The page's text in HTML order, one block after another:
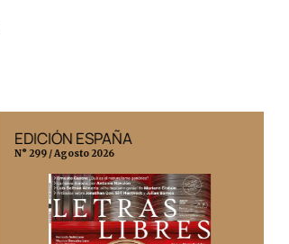
EDICIÓN ESPAÑA
N° 299 / Agosto 2026